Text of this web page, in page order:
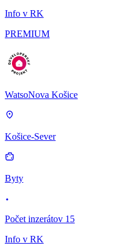
Info v RK
PREMIUM
WatsoNova Košice
Košice-Sever
Byty
Počet inzerátov 15
Info v RK